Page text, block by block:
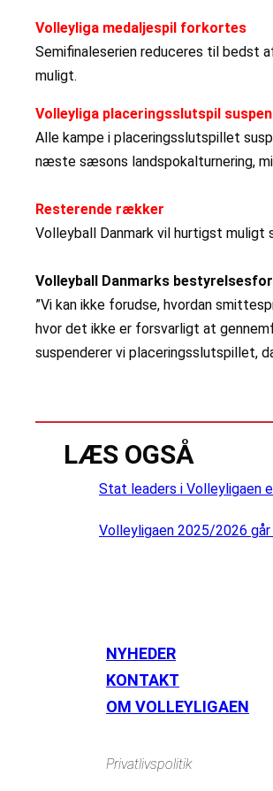
Volleyliga medaljespil forkortes
Semifinaleserien reduceres til bedst
muligt.
Volleyliga placeringsslutspil
Alle kampe i placeringsslutspillet
næste sæsons landspokalturnering,
Resterende rækker
Volleyball Danmark vil hurtigst muligt
Volleyball Danmarks
”Vi kan ikke forudse, hvordan
hvor det ikke er forsvarligt at
suspenderer vi placeringsslutspillet,
LÆS OGSÅ
Stat leaders i Volleyligaen
Volleyligaen 2025/2026
NYHEDER
KONTAKT
OM VOLLEYLIGAEN
Privatlivspolitik